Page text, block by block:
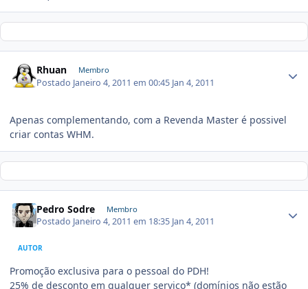
Rhuan Membro
Postado Janeiro 4, 2011 em 00:45 Jan 4, 2011
Apenas complementando, com a Revenda Master é possivel
criar contas WHM.
Pedro Sodre Membro
Postado Janeiro 4, 2011 em 18:35 Jan 4, 2011
AUTOR
Promoção exclusiva para o pessoal do PDH!
25% de desconto em qualquer serviço* (domínios não estão